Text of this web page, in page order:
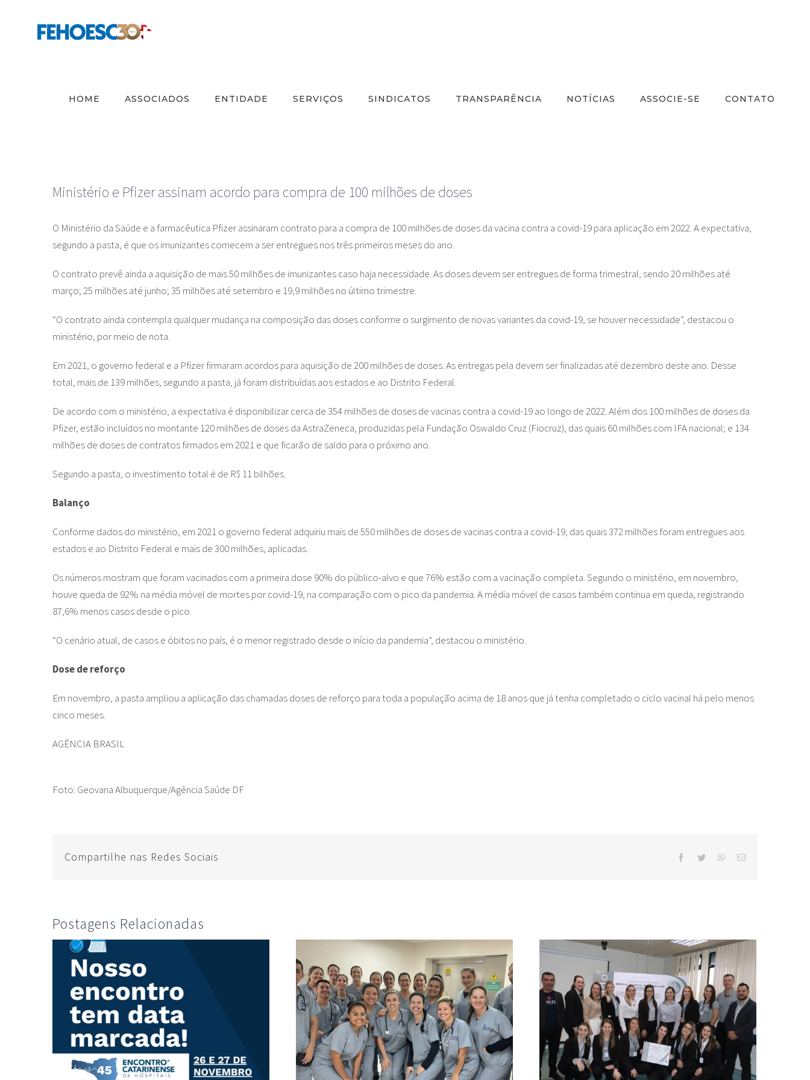
HOME ASSOCIADOS ENTIDADE SERVIÇOS SINDICATOS TRANSPARÊNCIA NOTÍCIAS ASSOCIE-SE CONTATO
Ministério e Pfizer assinam acordo para compra de 100 milhões de doses
O Ministério da Saúde e a farmacêutica Pfizer assinaram contrato para a compra de 100 milhões de doses da vacina contra a covid-19 para aplicação em 2022. A expectativa,
segundo a pasta, é que os imunizantes comecem a ser entregues nos três primeiros meses do ano.
O contrato prevê ainda a aquisição de mais 50 milhões de imunizantes caso haja necessidade. As doses devem ser entregues de forma trimestral, sendo 20 milhões até
março; 25 milhões até junho; 35 milhões até setembro e 19,9 milhões no último trimestre.
“O contrato ainda contempla qualquer mudança na composição das doses conforme o surgimento de novas variantes da covid-19, se houver necessidade”, destacou o
ministério, por meio de nota.
Em 2021, o governo federal e a Pfizer firmaram acordos para aquisição de 200 milhões de doses. As entregas pela devem ser finalizadas até dezembro deste ano. Desse
total, mais de 139 milhões, segundo a pasta, já foram distribuídas aos estados e ao Distrito Federal.
De acordo com o ministério, a expectativa é disponibilizar cerca de 354 milhões de doses de vacinas contra a covid-19 ao longo de 2022. Além dos 100 milhões de doses da
Pfizer, estão incluídos no montante 120 milhões de doses da AstraZeneca, produzidas pela Fundação Oswaldo Cruz (Fiocruz), das quais 60 milhões com IFA nacional; e 134
milhões de doses de contratos firmados em 2021 e que ficarão de saldo para o próximo ano.
Segundo a pasta, o investimento total é de R$ 11 bilhões.
Balanço
Conforme dados do ministério, em 2021 o governo federal adquiriu mais de 550 milhões de doses de vacinas contra a covid-19, das quais 372 milhões foram entregues aos
estados e ao Distrito Federal e mais de 300 milhões, aplicadas.
Os números mostram que foram vacinados com a primeira dose 90% do público-alvo e que 76% estão com a vacinação completa. Segundo o ministério, em novembro,
houve queda de 92% na média móvel de mortes por covid-19, na comparação com o pico da pandemia. A média móvel de casos também continua em queda, registrando
87,6% menos casos desde o pico.
“O cenário atual, de casos e óbitos no país, é o menor registrado desde o início da pandemia”, destacou o ministério.
Dose de reforço
Em novembro, a pasta ampliou a aplicação das chamadas doses de reforço para toda a população acima de 18 anos que já tenha completado o ciclo vacinal há pelo menos
cinco meses.
AGÊNCIA BRASIL
Foto: Geovana Albuquerque/Agência Saúde DF
Compartilhe nas Redes Sociais facebooktwitterwhatsapp
Postagens Relacionadas